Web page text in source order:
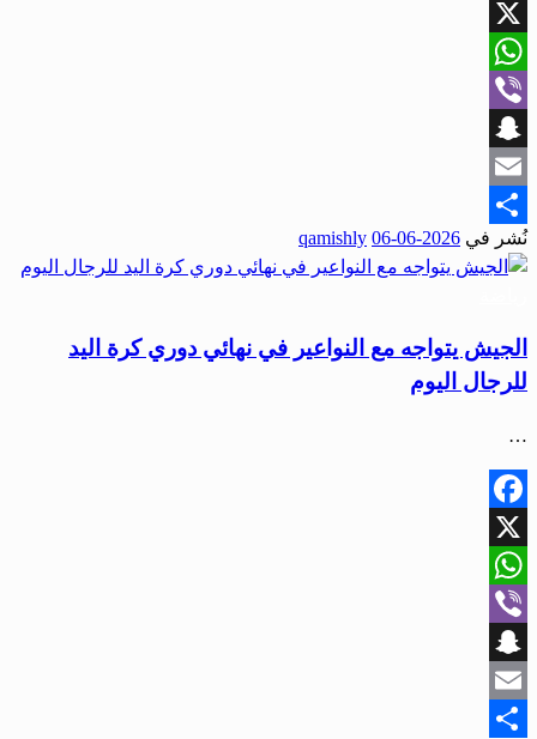
Facebook
X
WhatsApp
Viber
Snapchat
Email
Share
نُشر في 2026-06-06
qamishly
الجيش يتواجه مع النواعير في نهائي دوري كرة اليد
للرجال اليوم
…
Facebook
X
WhatsApp
Viber
Snapchat
Email